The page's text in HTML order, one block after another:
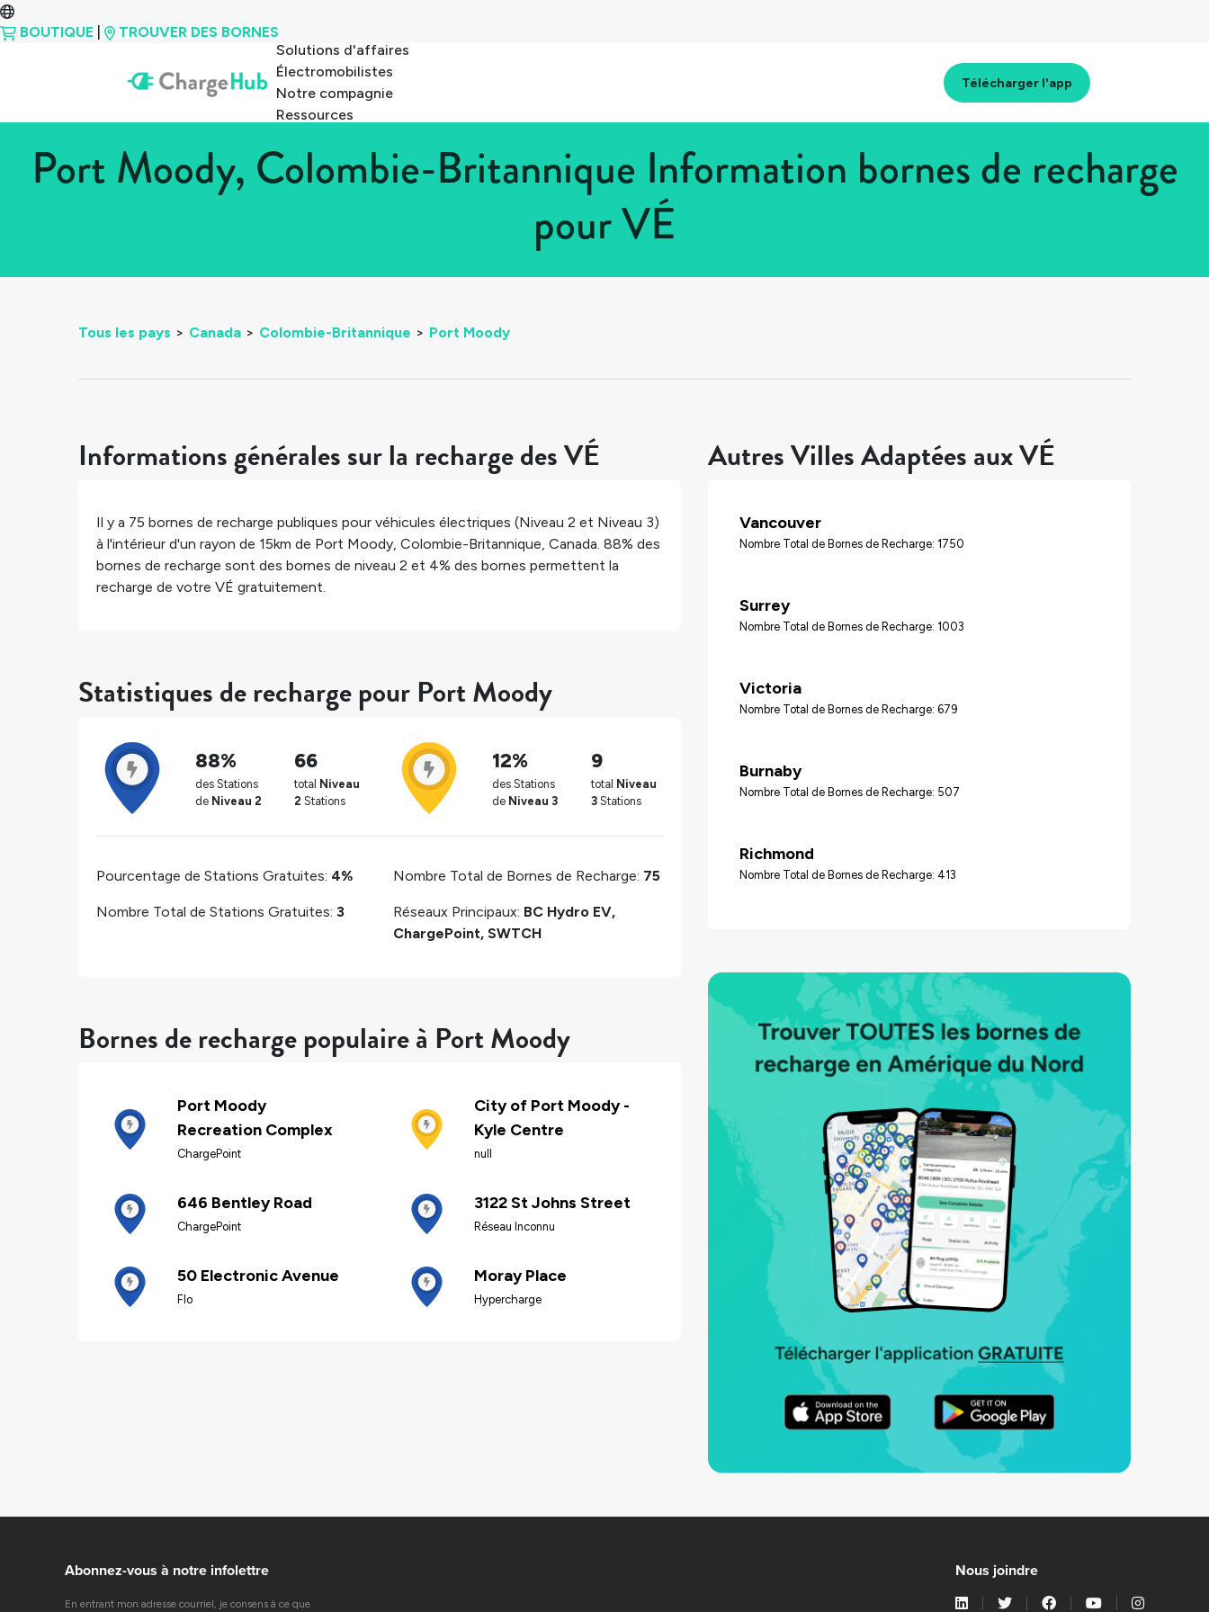
BOUTIQUE
TROUVER DES BORNES
Solutions d'affaires
Électromobilistes
Notre compagnie
Ressources
Télécharger l'app
Port Moody, Colombie-Britannique Information bornes de recharge
pour VÉ
Tous les pays > Canada > Colombie-Britannique > Port Moody
Informations générales sur la recharge des VÉ
Il y a 75 bornes de recharge publiques pour véhicules électriques (Niveau 2 et Niveau 3)
à l'intérieur d'un rayon de 15km de Port Moody, Colombie-Britannique, Canada. 88% des
bornes de recharge sont des bornes de niveau 2 et 4% des bornes permettent la
recharge de votre VÉ gratuitement.
Statistiques de recharge pour Port Moody
88%
des Stations
de Niveau 2
66
total Niveau
2 Stations
12%
des Stations
de Niveau 3
9
total Niveau
3 Stations
Pourcentage de Stations Gratuites: 4%
Nombre Total de Stations Gratuites: 3
Nombre Total de Bornes de Recharge: 75
Réseaux Principaux: BC Hydro EV,
ChargePoint, SWTCH
Bornes de recharge populaire à Port Moody
Port Moody
Recreation Complex
ChargePoint
City of Port Moody -
Kyle Centre
null
646 Bentley Road
ChargePoint
3122 St Johns Street
Réseau Inconnu
50 Electronic Avenue
Flo
Moray Place
Hypercharge
Autres Villes Adaptées aux VÉ
Vancouver
Nombre Total de Bornes de Recharge: 1750
Surrey
Nombre Total de Bornes de Recharge: 1003
Victoria
Nombre Total de Bornes de Recharge: 679
Burnaby
Nombre Total de Bornes de Recharge: 507
Richmond
Nombre Total de Bornes de Recharge: 413
Abonnez-vous à notre infolettre
En entrant mon adresse courriel, je consens à ce que
Nous joindre